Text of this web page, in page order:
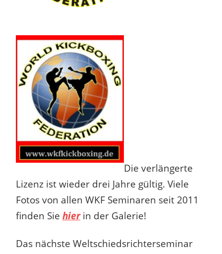
Die verlängerte
Lizenz ist wieder drei Jahre gültig. Viele
Fotos von allen WKF Seminaren seit 2011
finden Sie hier in der Galerie!
Das nächste Weltschiedsrichterseminar